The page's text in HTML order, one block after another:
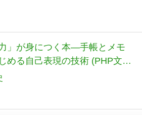
力」が身につく本―手帳とメモ
める自己表現の技術 (PHP文